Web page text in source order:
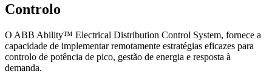
Controlo
O ABB Ability™ Electrical Distribution Control System, fornece a
capacidade de implementar remotamente estratégias eficazes para
controlo de potência de pico, gestão de energia e resposta à
demanda.